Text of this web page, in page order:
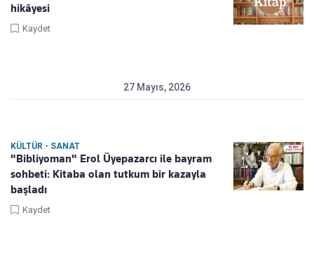
hikâyesi
Kaydet
27 Mayıs, 2026
KÜLTÜR - SANAT
"Bibliyoman" Erol Üyepazarcı ile bayram
sohbeti: Kitaba olan tutkum bir kazayla
başladı
Kaydet